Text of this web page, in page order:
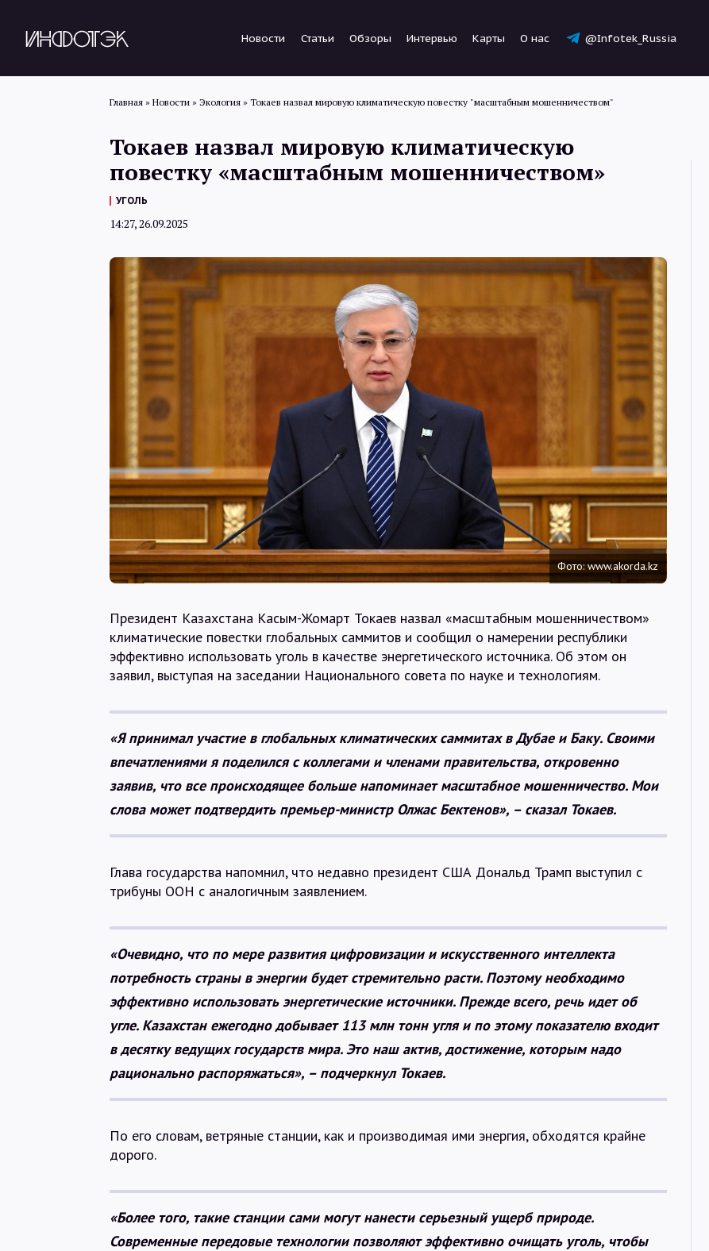
Новости Статьи Обзоры Интервью Карты О нас @Infotek_Russia
Статьи
Обзоры
Интервью
Карты
О нас
@Infotek_Russia
Главная » Новости » Экология » Токаев назвал мировую климатическую повестку "масштабным мошенничеством"
Токаев назвал мировую климатическую
повестку «масштабным мошенничеством»
УГОЛЬ
14:27, 26.09.2025
Фото: www.akorda.kz
Президент Казахстана Касым-Жомарт Токаев назвал «масштабным мошенничеством»
климатические повестки глобальных саммитов и сообщил о намерении республики
эффективно использовать уголь в качестве энергетического источника. Об этом он
заявил, выступая на заседании Национального совета по науке и технологиям.
«Я принимал участие в глобальных климатических саммитах в Дубае и Баку. Своими
впечатлениями я поделился с коллегами и членами правительства, откровенно
заявив, что все происходящее больше напоминает масштабное мошенничество. Мои
слова может подтвердить премьер-министр Олжас Бектенов», – сказал Токаев.
Глава государства напомнил, что недавно президент США Дональд Трамп выступил с
трибуны ООН с аналогичным заявлением.
«Очевидно, что по мере развития цифровизации и искусственного интеллекта
потребность страны в энергии будет стремительно расти. Поэтому необходимо
эффективно использовать энергетические источники. Прежде всего, речь идет об
угле. Казахстан ежегодно добывает 113 млн тонн угля и по этому показателю входит
в десятку ведущих государств мира. Это наш актив, достижение, которым надо
рационально распоряжаться», – подчеркнул Токаев.
По его словам, ветряные станции, как и производимая ими энергия, обходятся крайне
дорого.
«Более того, такие станции сами могут нанести серьезный ущерб природе.
Современные передовые технологии позволяют эффективно очищать уголь, чтобы